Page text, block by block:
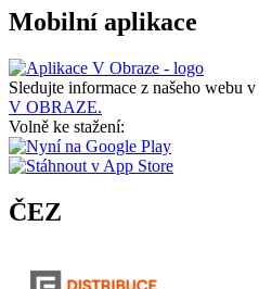
Mobilní aplikace
Sledujte informace z našeho webu v
V OBRAZE.
Volně ke stažení:
ČEZ